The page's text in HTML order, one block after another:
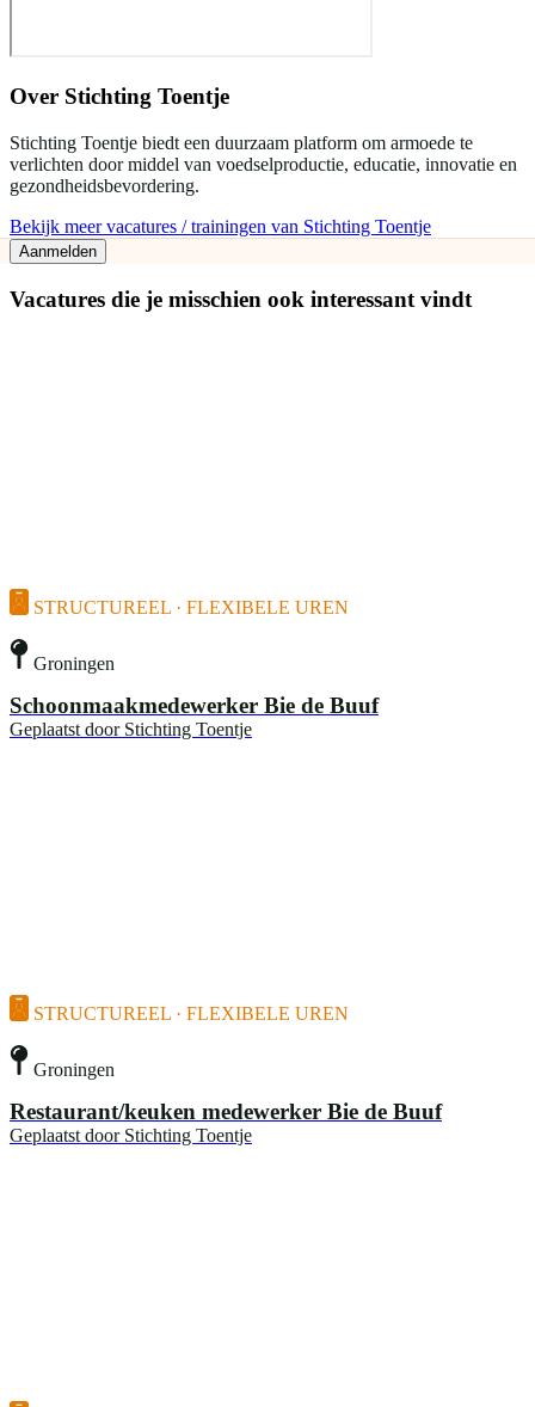
Over Stichting Toentje
Stichting Toentje biedt een duurzaam platform om armoede te
verlichten door middel van voedselproductie, educatie, innovatie en
gezondheidsbevordering.
Bekijk meer vacatures / trainingen van Stichting Toentje
Aanmelden
Vacatures die je misschien ook interessant vindt
STRUCTUREEL · FLEXIBELE UREN
Groningen
Schoonmaakmedewerker Bie de Buuf
Geplaatst door Stichting Toentje
STRUCTUREEL · FLEXIBELE UREN
Groningen
Restaurant/keuken medewerker Bie de Buuf
Geplaatst door Stichting Toentje